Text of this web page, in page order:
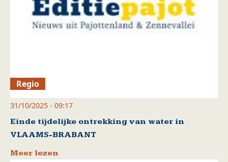
Regio
31/10/2025 - 09:17
Einde tijdelijke ontrekking van water in
VLAAMS-BRABANT
Meer lezen